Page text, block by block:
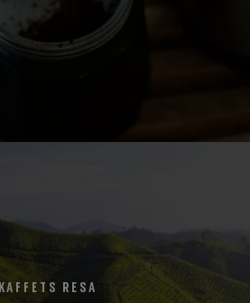
KAFFETS RESA